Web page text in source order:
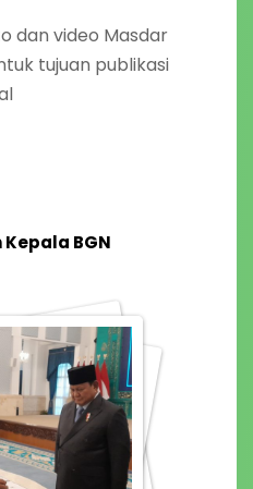
dan video Masdar
tujuan publikasi
BGN